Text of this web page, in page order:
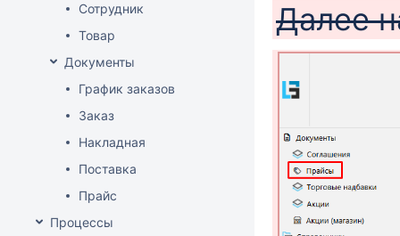
Сотрудник
Товар
Документы
График заказов
Заказ
Накладная
Поставка
Прайс
Процессы
Далее